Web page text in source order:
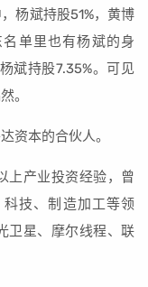
杨斌持股51%，黄博
单里也有杨斌的身
斌持股7.35%。可见
。
资本的合伙人。
上产业投资经验，曾
技、制造加工等领
卫星、摩尔线程、联